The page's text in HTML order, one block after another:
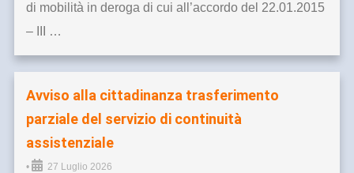
di mobilità in deroga di cui all’accordo del 22.01.2015
– III …
Avviso alla cittadinanza trasferimento
parziale del servizio di continuità
assistenziale
• 27 Luglio 2026